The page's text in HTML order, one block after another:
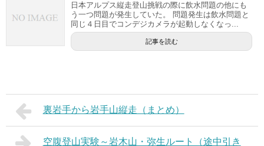
日本アルプス縦走登山挑戦の際に飲水問題の他にも
う一つ問題が発生していた。 問題発生は飲水問題と
同じ４日目でコンデジカメラが起動しなくなっ...
記事を読む
裏岩手から岩手山縦走（まとめ）
空腹登山実験～岩木山・弥生ルート（途中引き